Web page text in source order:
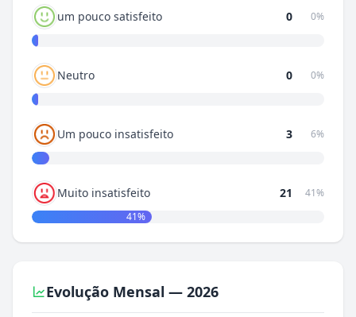
um pouco satisfeito 0 0%
Neutro 0 0%
Um pouco insatisfeito 3 6%
Muito insatisfeito 21
41%
41%
Evolução Mensal — 2026